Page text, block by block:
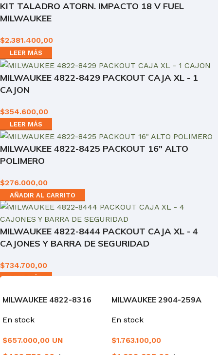
KIT TALADRO ATORN. IMPACTO 18 V FUEL
MILWAUKEE
$2.381.400,00
LEER MÁS
MILWAUKEE 4822-8429 PACKOUT CAJA XL - 1
CAJON
$354.600,00
LEER MÁS
MILWAUKEE 4822-8425 PACKOUT 16" ALTO
POLIMERO
$276.000,00
AÑADIR AL CARRITO
MILWAUKEE 4822-8444 PACKOUT CAJA XL - 4
CAJONES Y BARRA DE SEGURIDAD
$734.700,00
LEER MÁS
MILWAUKEE 4822-8316
PACKOUT
En stock
$657.000,00 UN
MILWAUKEE 2904-259A
FUEL
En stock
$1.763.100,00